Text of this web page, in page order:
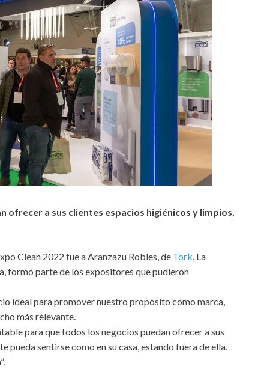
ofrecer a sus clientes espacios higiénicos y limpios,
Clean 2022 fue a Aranzazu Robles, de Tork . La
formó parte de los expositores que pudieron
ideal para promover nuestro propósito como marca,
más relevante.
para que todos los negocios puedan ofrecer a sus
pueda sentirse como en su casa, estando fuera de ella.